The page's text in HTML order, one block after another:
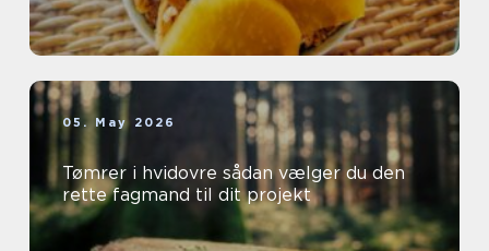
05. May 2026
Tømrer i hvidovre sådan vælger du den
rette fagmand til dit projekt